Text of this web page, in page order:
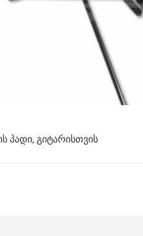
პადი, გიტარისთვის